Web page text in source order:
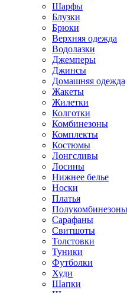
Шарфы
Блузки
Брюки
Верхняя одежда
Водолазки
Джемперы
Джинсы
Домашняя одежда
Жакеты
Жилетки
Колготки
Комбинезоны
Комплекты
Костюмы
Лонгсливы
Лосины
Нижнее белье
Носки
Платья
Полукомбинезоны
Сарафаны
Свитшоты
Толстовки
Туники
Футболки
Худи
Шапки